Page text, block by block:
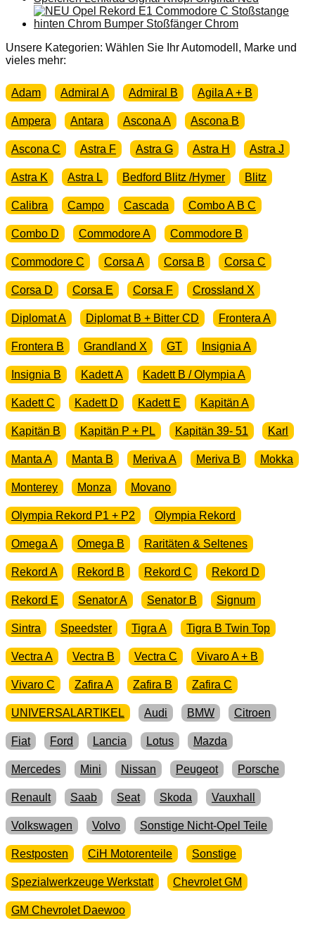
Unsere Kategorien: Wählen Sie Ihr Automodell, Marke und
vieles mehr:
Adam Admiral A Admiral B Agila A + B
Ampera Antara Ascona A Ascona B
Ascona C Astra F Astra G Astra H Astra J
Astra K Astra L Bedford Blitz /Hymer Blitz
Calibra Campo Cascada Combo A B C
Combo D Commodore A Commodore B
Commodore C Corsa A Corsa B Corsa C
Corsa D Corsa E Corsa F Crossland X
Diplomat A Diplomat B + Bitter CD Frontera A
Frontera B Grandland X GT Insignia A
Insignia B Kadett A Kadett B / Olympia A
Kadett C Kadett D Kadett E Kapitän A
Kapitän B Kapitän P + PL Kapitän 39- 51 Karl
Manta A Manta B Meriva A Meriva B Mokka
Monterey Monza Movano
Olympia Rekord P1 + P2 Olympia Rekord
Omega A Omega B Raritäten & Seltenes
Rekord A Rekord B Rekord C Rekord D
Rekord E Senator A Senator B Signum
Sintra Speedster Tigra A Tigra B Twin Top
Vectra A Vectra B Vectra C Vivaro A + B
Vivaro C Zafira A Zafira B Zafira C
UNIVERSALARTIKEL Audi BMW Citroen
Fiat Ford Lancia Lotus Mazda
Mercedes Mini Nissan Peugeot Porsche
Renault Saab Seat Skoda Vauxhall
Volkswagen Volvo Sonstige Nicht-Opel Teile
Restposten CiH Motorenteile Sonstige
Spezialwerkzeuge Werkstatt Chevrolet GM
GM Chevrolet Daewoo